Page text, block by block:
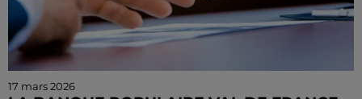
17 mars 2026